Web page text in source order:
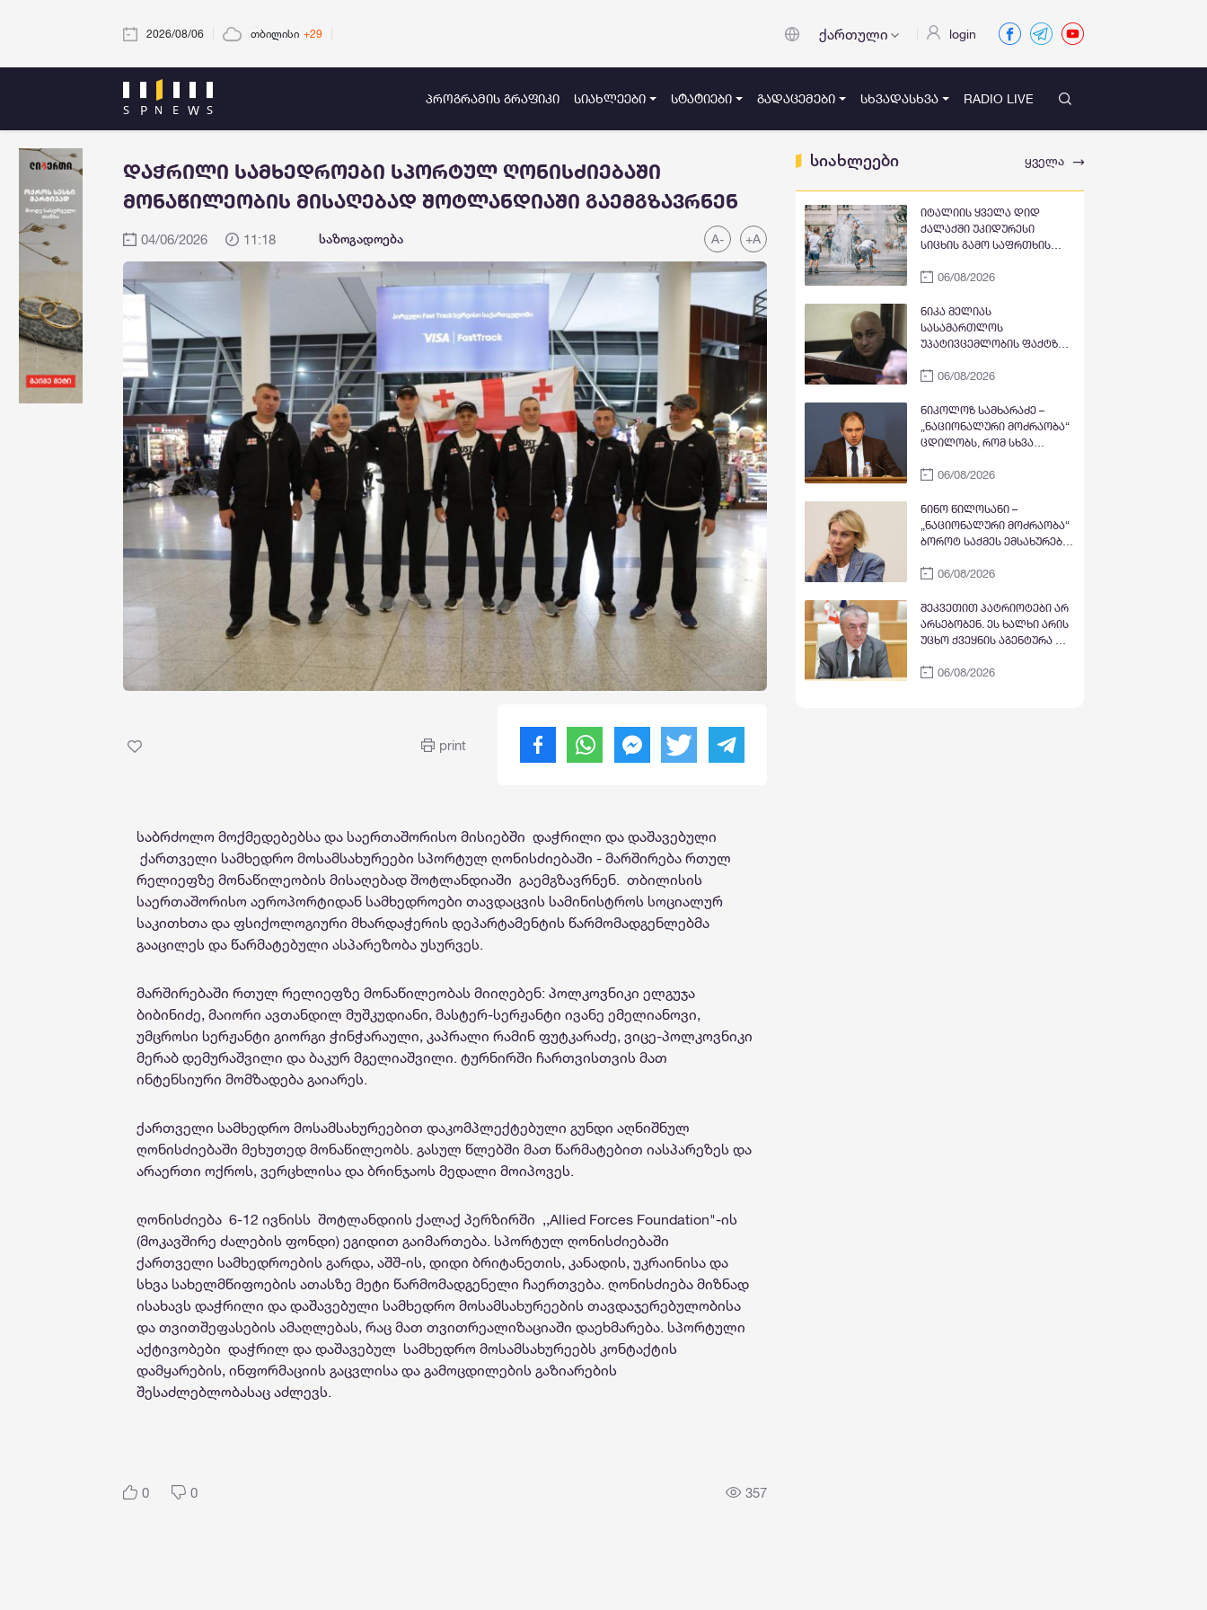
2026/08/06 თბილისი +29 ქართული login
ᲞᲠᲝᲒᲠᲐᲛᲘᲡ ᲒᲠᲐᲤᲘᲙᲘ ᲡᲘᲐᲮᲚᲔᲔᲑᲘ ᲡᲢᲐᲢᲘᲔᲑᲘ ᲒᲐᲓᲐᲪᲔᲛᲔᲑᲘ ᲡᲮᲕᲐᲓᲐᲡᲮᲕᲐ RADIO LIVE
დაჭრილი სამხედროები სპორტულ ღონისძიებაში
მონაწილეობის მისაღებად შოტლანდიაში გაემგზავრნენ
04/06/2026 11:18 საზოგადოება A- +A
print
საბრძოლო მოქმედებებსა და საერთაშორისო მისიებში დაჭრილი და დაშავებული
ქართველი სამხედრო მოსამსახურეები სპორტულ ღონისძიებაში - მარშირება რთულ
რელიეფზე მონაწილეობის მისაღებად შოტლანდიაში გაემგზავრნენ. თბილისის
საერთაშორისო აეროპორტიდან სამხედროები თავდაცვის სამინისტროს სოციალურ
საკითხთა და ფსიქოლოგიური მხარდაჭერის დეპარტამენტის წარმომადგენლებმა
გააცილეს და წარმატებული ასპარეზობა უსურვეს.
მარშირებაში რთულ რელიეფზე მონაწილეობას მიიღებენ: პოლკოვნიკი ელგუჯა
ბიბინიძე, მაიორი ავთანდილ მუშკუდიანი, მასტერ-სერჟანტი ივანე ემელიანოვი,
უმცროსი სერჟანტი გიორგი ჭინჭარაული, კაპრალი რამინ ფუტკარაძე, ვიცე-პოლკოვნიკი
მერაბ დემურაშვილი და ბაკურ მგელიაშვილი. ტურნირში ჩართვისთვის მათ
ინტენსიური მომზადება გაიარეს.
ქართველი სამხედრო მოსამსახურეებით დაკომპლექტებული გუნდი აღნიშნულ
ღონისძიებაში მეხუთედ მონაწილეობს. გასულ წლებში მათ წარმატებით იასპარეზეს და
არაერთი ოქროს, ვერცხლისა და ბრინჯაოს მედალი მოიპოვეს.
ღონისძიება 6-12 ივნისს შოტლანდიის ქალაქ პერზირში ,,Allied Forces Foundation"-ის
(მოკავშირე ძალების ფონდი) ეგიდით გაიმართება. სპორტულ ღონისძიებაში
ქართველი სამხედროების გარდა, აშშ-ის, დიდი ბრიტანეთის, კანადის, უკრაინისა და
სხვა სახელმწიფოების ათასზე მეტი წარმომადგენელი ჩაერთვება. ღონისძიება მიზნად
ისახავს დაჭრილი და დაშავებული სამხედრო მოსამსახურეების თავდაჯერებულობისა
და თვითშეფასების ამაღლებას, რაც მათ თვითრეალიზაციაში დაეხმარება. სპორტული
აქტივობები დაჭრილ და დაშავებულ სამხედრო მოსამსახურეებს კონტაქტის
დამყარების, ინფორმაციის გაცვლისა და გამოცდილების გაზიარების
შესაძლებლობასაც აძლევს.
0 0 357
სიახლეები ყველა
იტალიის ყველა დიდ
ქალაქში უკიდურესი
სიცხის გამო საფრთხის
გამოცხადდა
06/08/2026
ნიკა მელიას
სასამართლოს
უპატივცემლობის ფაქტზე 1
თავისუფლების აღკვეთა
06/08/2026
ნიკოლოზ სამხარაძე –
„ნაციონალური მოძრაობა“
ცდილობს, რომ სხვა
დამოუკიდებელი პარტია
ოპოზიციაში თავად იყოს
06/08/2026
ნინო წილოსანი –
„ნაციონალური მოძრაობა“
ბოროტ საქმეს ემსახურება,
დიდწილად მათ სინდისსა
ქვეყანას უმძიმესი შედეგი
მოუტანა
06/08/2026
შეკვეთით პატრიოტები არ
არსებობენ. ეს ხალხი არის
უცხო ქვეყნის აგენტურა და
როგორ დაანგრიონ
06/08/2026